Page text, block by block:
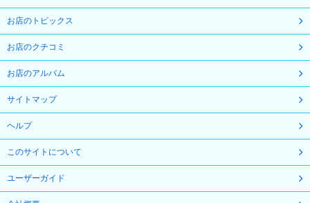
お店のトピックス
お店のクチコミ
お店のアルバム
サイトマップ
ヘルプ
このサイトについて
ユーザーガイド